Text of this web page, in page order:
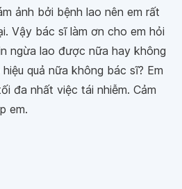
ảnh bởi bệnh lao nên em rất
Vậy bác sĩ làm ơn cho em hỏi
ngừa lao được nữa hay không
quả nữa không bác sĩ? Em
đa nhất việc tái nhiễm. Cảm
em.